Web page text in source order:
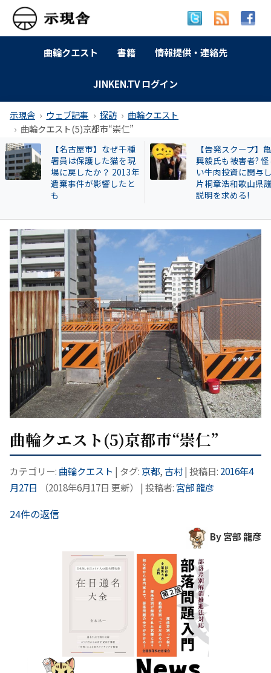
曲輪クエスト 書籍 情報提供・連絡先
JINKEN.TV ログイン
示現舎 ウェブ記事 探訪
曲輪クエスト
曲輪クエスト(5)京都市“崇仁”
【告発スクープ】亀田
興毅氏も被害者? 怪し
い牛肉投資に関与した
片桐章浩和歌山県議に
説明を求める!
【岐南町】セクハ
動その後 議員全員
〝謎ルール〟導入
会は混乱！現町長
撃すると…
曲輪クエスト(5)京都市“崇仁”
カテゴリー: 曲輪クエスト | タグ: 京都,古村| 投稿日: 2016年4
月27日
（2018年6月17日 更新） | 投稿者: 宮部 龍彦
24件の返信
By 宮部 龍彦